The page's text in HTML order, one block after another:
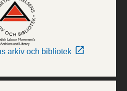
arkiv och bibliotek